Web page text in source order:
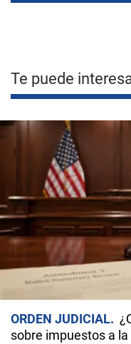
Te puede
ORDEN JUDICIAL
sobre impuestos a